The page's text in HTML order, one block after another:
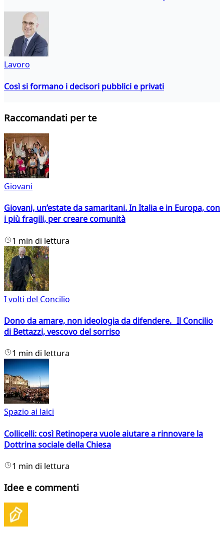
Lavoro
Così si formano i decisori pubblici e privati
Raccomandati per te
Giovani
Giovani, un’estate da samaritani. In Italia e in Europa, con
i più fragili, per creare comunità
1 min di lettura
I volti del Concilio
Dono da amare, non ideologia da difendere. Il Concilio
di Bettazzi, vescovo del sorriso
1 min di lettura
Spazio ai laici
Collicelli: così Retinopera vuole aiutare a rinnovare la
Dottrina sociale della Chiesa
1 min di lettura
Idee e commenti